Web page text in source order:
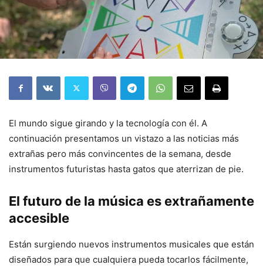
El mundo sigue girando y la tecnología con él. A
continuación presentamos un vistazo a las noticias más
extrañas pero más convincentes de la semana, desde
instrumentos futuristas hasta gatos que aterrizan de pie.
El futuro de la música es extrañamente
accesible
Están surgiendo nuevos instrumentos musicales que están
diseñados para que cualquiera pueda tocarlos fácilmente,